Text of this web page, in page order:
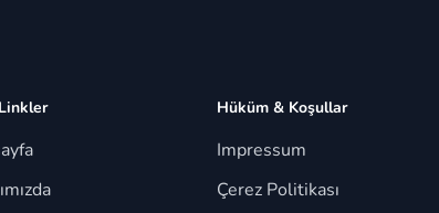
Hüküm & Koşullar
Impressum
Çerez Politikası